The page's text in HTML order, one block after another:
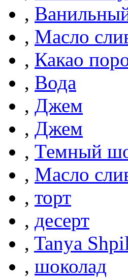
,
, Масло
, Какао
, Вода
, Джем
, Джем
, Темный
, Масло
, торт
, десерт
, Tanya
, шоколад